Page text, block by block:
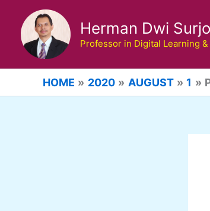
content
Herman Dwi
Professor in Digital Learning
HOME 2020 AUGUST 1